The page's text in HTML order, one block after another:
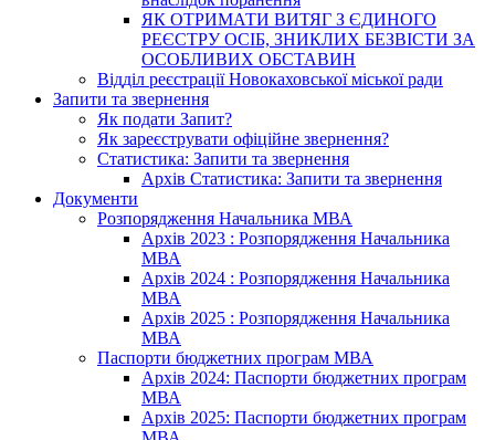
ЯК ОТРИМАТИ ВИТЯГ З ЄДИНОГО
РЕЄСТРУ ОСІБ, ЗНИКЛИХ БЕЗВІСТИ ЗА
ОСОБЛИВИХ ОБСТАВИН
Відділ реєстрації Новокаховської міської ради
Запити та звернення
Як подати Запит?
Як зареєструвати офіційне звернення?
Статистика: Запити та звернення
Архів Статистика: Запити та звернення
Документи
Розпорядження Начальника МВА
Архів 2023 : Розпорядження Начальника
МВА
Архів 2024 : Розпорядження Начальника
МВА
Архів 2025 : Розпорядження Начальника
МВА
Паспорти бюджетних програм МВА
Архів 2024: Паспорти бюджетних програм
МВА
Архів 2025: Паспорти бюджетних програм